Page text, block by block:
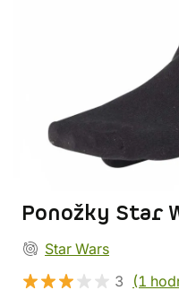
Ponožky Star
Star Wars
3
(1